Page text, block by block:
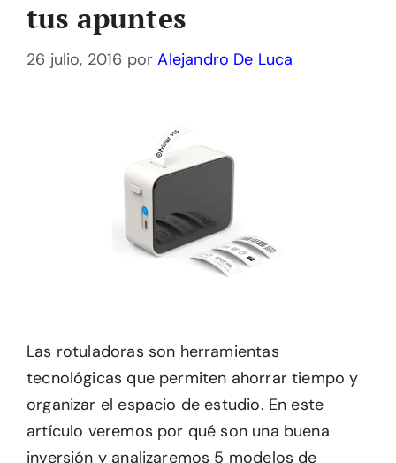
tus apuntes
26 julio, 2016 porAlejandro De Luca
Las rotuladoras son herramientas
tecnológicas que permiten ahorrar tiempo y
organizar el espacio de estudio. En este
artículo veremos por qué son una buena
inversión y analizaremos 5 modelos de